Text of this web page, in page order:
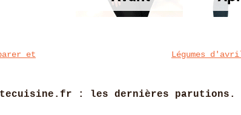
et
Légumes
: les dernières parutions.